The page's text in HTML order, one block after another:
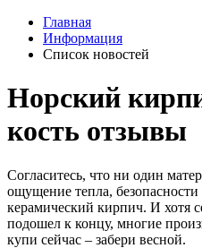
Главная
Информация
Список новостей
Норский
кость отзывы
Согласитесь, что ни один
ощущение тепла,
керамический кирпич. И хотя
подошел к концу, многие
купи сейчас – забери весной.